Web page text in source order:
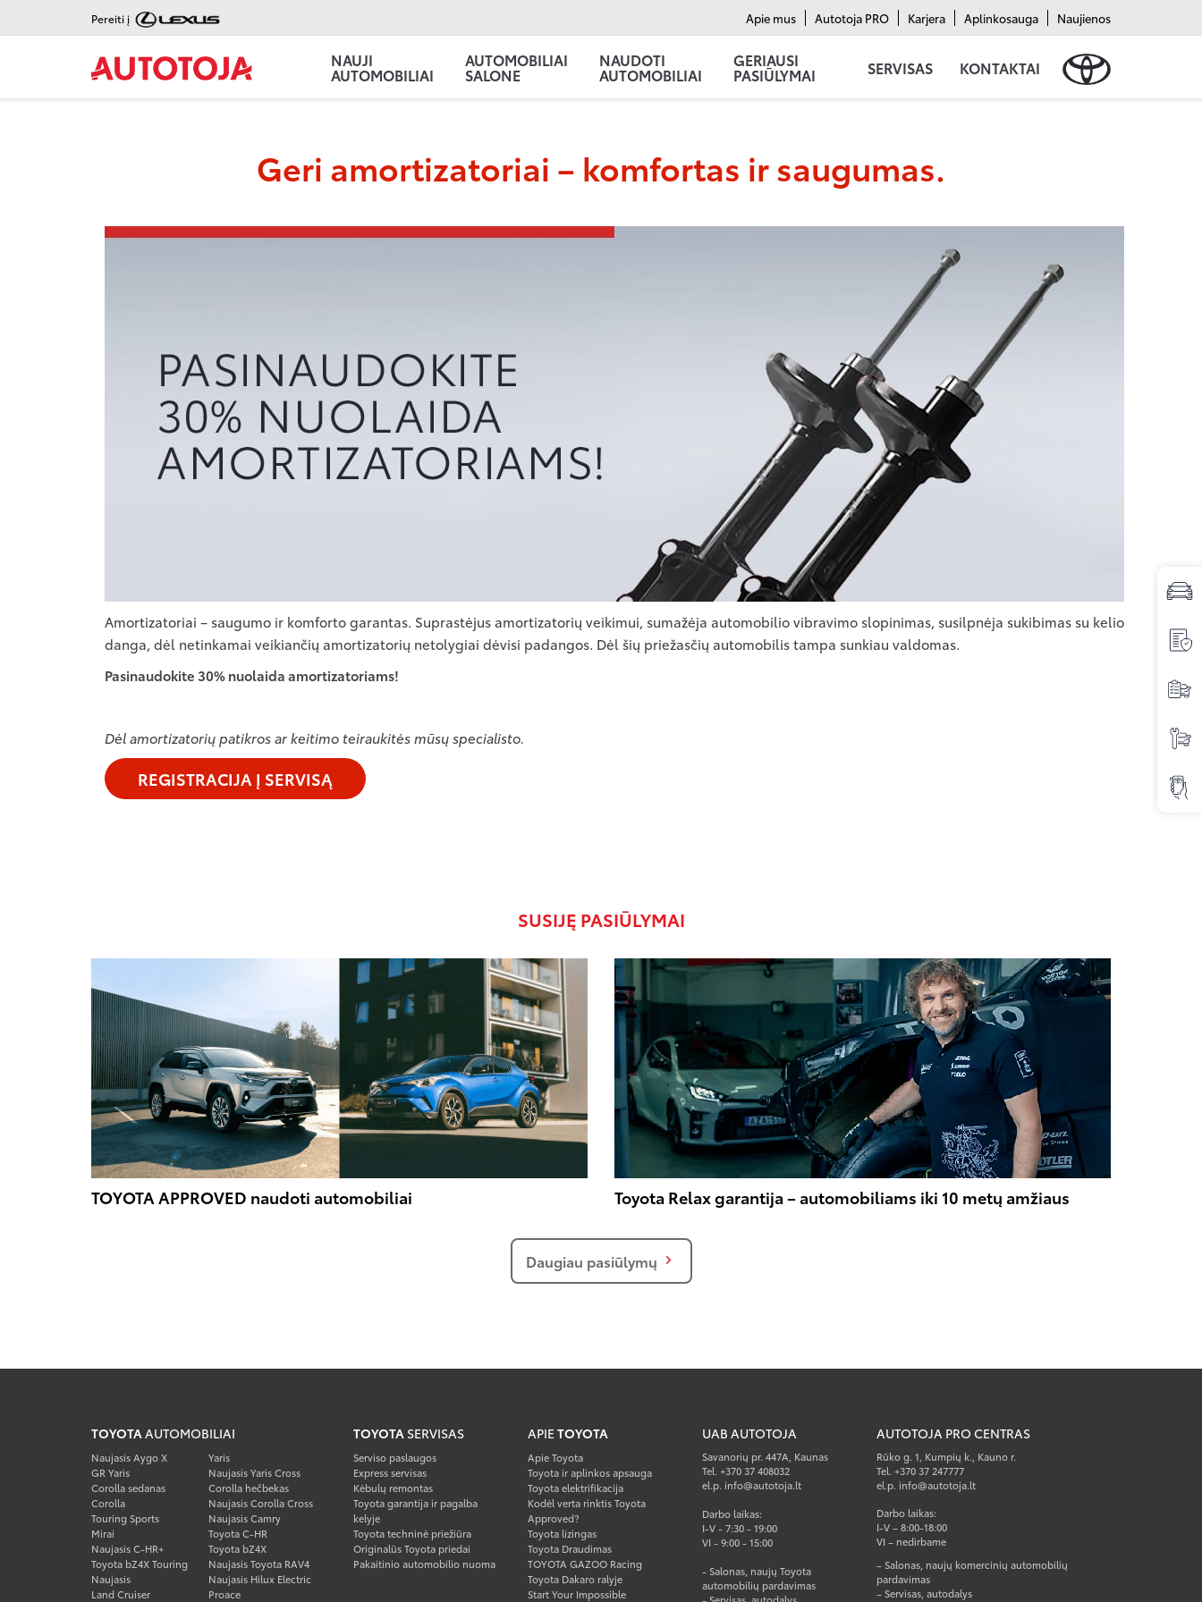
Pereiti į Apie mus Autotoja PRO Karjera Aplinkosauga Naujienos
NAUJI
AUTOMOBILIAI
AUTOMOBILIAI
SALONE
NAUDOTI
AUTOMOBILIAI
GERIAUSI
PASIŪLYMAI SERVISAS KONTAKTAI
Geri amortizatoriai – komfortas ir saugumas.
Amortizatoriai – saugumo ir komforto garantas. Suprastėjus amortizatorių veikimui, sumažėja automobilio vibravimo slopinimas, susilpnėja sukibimas su kelio
danga, dėl netinkamai veikiančių amortizatorių netolygiai dėvisi padangos. Dėl šių priežasčių automobilis tampa sunkiau valdomas.
Pasinaudokite 30% nuolaida amortizatoriams!
Dėl amortizatorių patikros ar keitimo teiraukitės mūsų specialisto.
REGISTRACIJA Į SERVISĄ
SUSIJĘ PASIŪLYMAI
TOYOTA APPROVED naudoti automobiliai Toyota Relax garantija – automobiliams iki 10 metų amžiaus
Daugiau pasiūlymų
TOYOTAAUTOMOBILIAI
Naujasis Aygo X
Yaris
GR Yaris
Naujasis Yaris Cross
Corolla sedanas
Corolla hečbekas
Corolla
Touring Sports
Naujasis Corolla Cross
Naujasis Camry
Mirai
Toyota C-HR
Naujasis C-HR+
Toyota bZ4X
Toyota bZ4X Touring
Naujasis Toyota RAV4
Naujasis
Land Cruiser
Naujasis Hilux Electric
Proace
TOYOTASERVISAS
Serviso paslaugos
Express servisas
Kėbulų remontas
Toyota garantija ir pagalba
kelyje
Toyota techninė priežiūra
Originalūs Toyota priedai
Pakaitinio automobilio nuoma
APIE TOYOTA
Apie Toyota
Toyota ir aplinkos apsauga
Toyota elektrifikacija
Kodėl verta rinktis Toyota
Approved?
Toyota lizingas
Toyota Draudimas
TOYOTA GAZOO Racing
Toyota Dakaro ralyje
Start Your Impossible
UAB AUTOTOJA
Savanorių pr. 447A, Kaunas
Tel. +370 37 408032
el.p. info@autotoja.lt
Darbo laikas:
I-V - 7:30 - 19:00
VI - 9:00 - 15:00
- Salonas, naujų Toyota
automobilių pardavimas
AUTOTOJA PRO CENTRAS
Rūko g. 1, Kumpių k., Kauno r.
Tel. +370 37 247777
el.p. info@autotoja.lt
Darbo laikas:
I-V – 8:00-18:00
VI – nedirbame
– Salonas, naujų komercinių automobilių
pardavimas
– Servisas, autodalys